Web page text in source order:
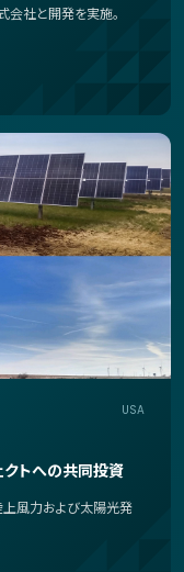
会社と開発を実施。
USA
トへの共同投資
風力および太陽光発